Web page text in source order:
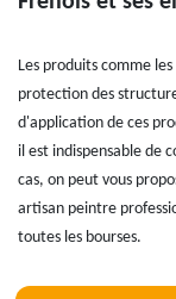
Les produits comme
protection des
d'application de ces
il est indispensable de
cas, on peut vous
artisan peintre
toutes les bourses.